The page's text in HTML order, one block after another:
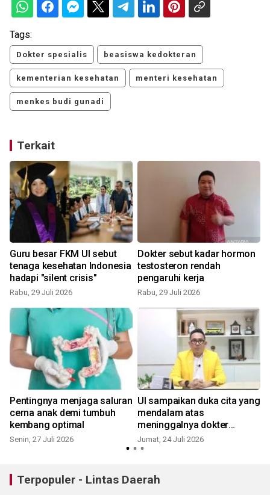
Tags:
Dokter spesialis beasiswa kedokteran
kementerian kesehatan menteri kesehatan
menkes budi gunadi
Terkait
Guru besar FKM UI sebut
tenaga kesehatan Indonesia
hadapi "silent crisis"
Rabu, 29 Juli 2026
Dokter sebut kadar hormon
testosteron rendah
pengaruhi kerja
Rabu, 29 Juli 2026
Pentingnya menjaga saluran
cerna anak demi tumbuh
kembang optimal
Senin, 27 Juli 2026
UI sampaikan duka cita yang
mendalam atas
meninggalnya dokter
Zulfikar Drakel
Jumat, 24 Juli 2026
Terpopuler - Lintas Daerah